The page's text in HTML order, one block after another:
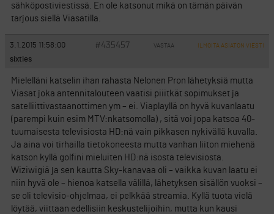
sähköpostiviestissä. En ole katsonut mikä on tämän päivän
tarjous siellä Viasatilla.
3.1.2015 11:58:00 #435457 VASTAA ILMOITA ASIATON VIESTI
sixties
Mielelläni katselin ihan rahasta Nelonen Pron lähetyksiä mutta
Viasat joka antennitalouteen vaatisi piiitkät sopimukset ja
satelliittivastaanottimen ym – ei. Viaplayllä on hyvä kuvanlaatu
(parempi kuin esim MTV:nkatsomolla) , sitä voi jopa katsoa 40-
tuumaisesta televisiosta HD:nä vain pikkasen nykivällä kuvalla.
Ja aina voi tirhailla tietokoneesta mutta vanhan liiton miehenä
katson kyllä golfini mieluiten HD:nä isosta televisiosta.
Wiziwigiä ja sen kautta Sky-kanavaa oli – vaikka kuvan laatu ei
niin hyvä ole – hienoa katsella välillä, lähetyksen sisällön vuoksi –
se oli televisio-ohjelmaa, ei pelkkää streamia. Kyllä tuota vielä
löytää, viittaan edellisiin keskustelijoihin, mutta kun kausi